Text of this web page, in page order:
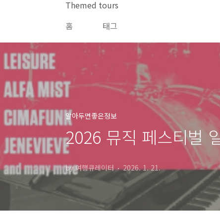
Themed tours
홈
태그
알아두면좋은정보
2026 뮤직 페스티벌
by 여행큐레이터 2026. 1. 21.